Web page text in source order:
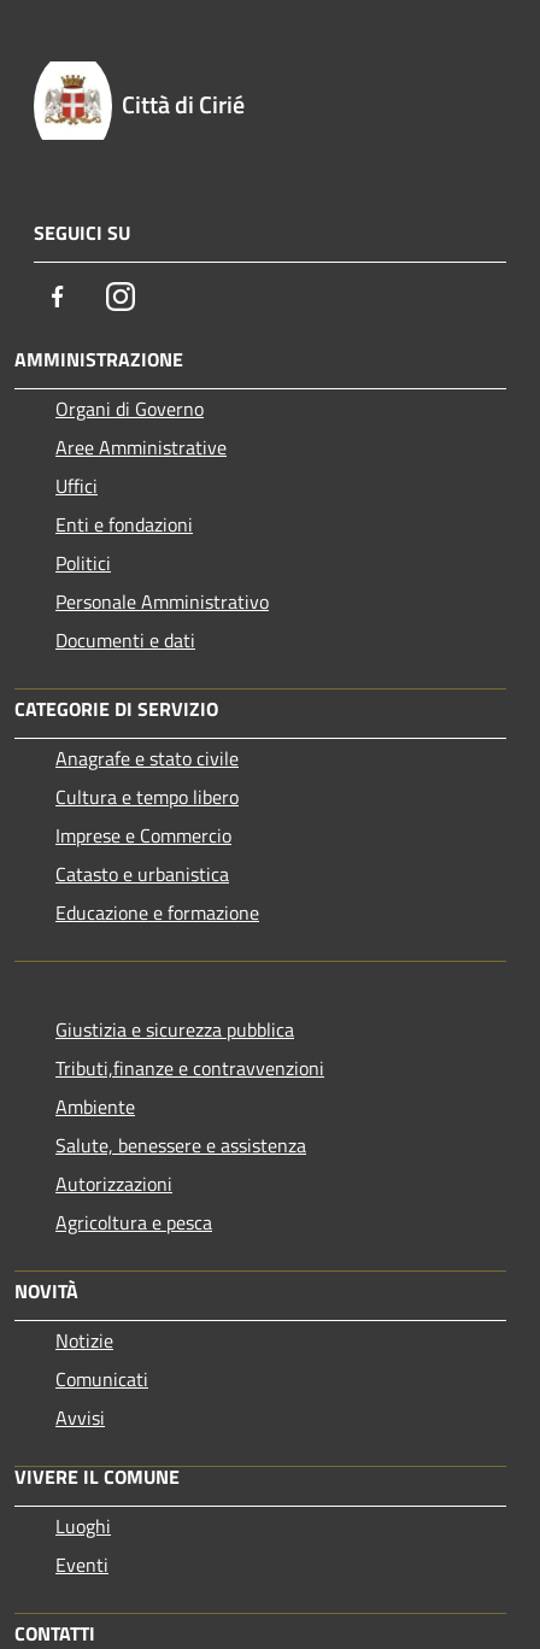
Città di Cirié
SEGUICI SU
FacebookInstagram
AMMINISTRAZIONE
Organi di Governo
Aree Amministrative
Uffici
Enti e fondazioni
Politici
Personale Amministrativo
Documenti e dati
CATEGORIE DI SERVIZIO
Anagrafe e stato civile
Cultura e tempo libero
Imprese e Commercio
Catasto e urbanistica
Educazione e formazione
Giustizia e sicurezza pubblica
Tributi,finanze e contravvenzioni
Ambiente
Salute, benessere e assistenza
Autorizzazioni
Agricoltura e pesca
NOVITÀ
Notizie
Comunicati
Avvisi
VIVERE IL COMUNE
Luoghi
Eventi
CONTATTI